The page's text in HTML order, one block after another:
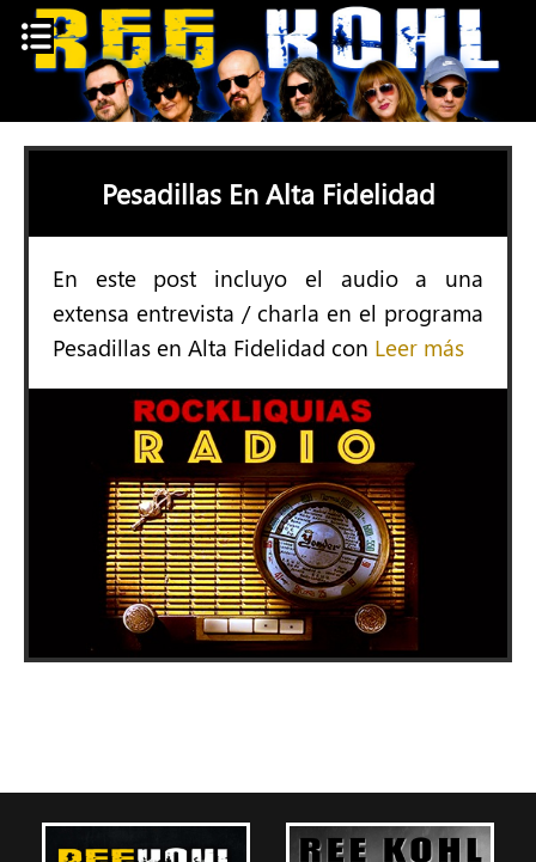
Skip
Pesadillas En Alta Fidelidad
En este post incluyo el audio a una
extensa entrevista / charla en el programa
Pesadillas en Alta Fidelidad con Leer más